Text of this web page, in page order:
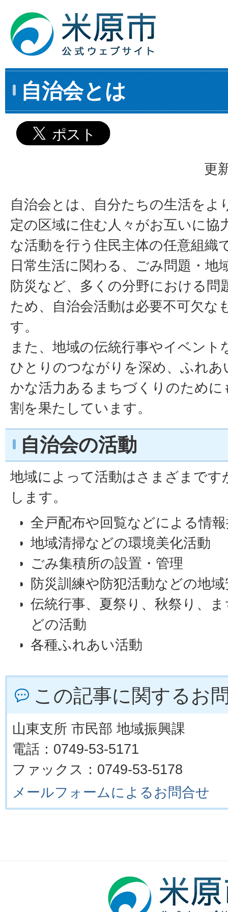
自治会とは
更
自治会とは、自分たちの生活をよ
定の区域に住む人々がお互いに協
な活動を行う住民主体の任意組織
日常生活に関わる、ごみ問題・地
防災など、多くの分野における問
ため、自治会活動は必要不可欠な
す。
また、地域の伝統行事やイベント
ひとりのつながりを深め、ふれあ
かな活力あるまちづくりのために
割を果たしています。
自治会の活動
地域によって活動はさまざまです
します。
全戸配布や回覧などによる情
地域清掃などの環境美化活動
ごみ集積所の設置・管理
防災訓練や防犯活動などの地
伝統行事、夏祭り、秋祭り、
どの活動
各種ふれあい活動
この記事に関するお
山東支所 市民部 地域振興課
電話：0749-53-5171
ファックス：0749-53-5178
メールフォームによるお問合せ